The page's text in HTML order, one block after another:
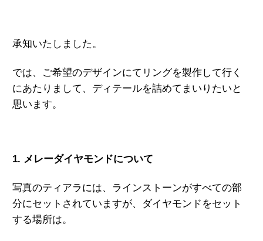
承知いたしました。
では、ご希望のデザインにてリングを製作して行く
にあたりまして、ディテールを詰めてまいりたいと
思います。
1. メレーダイヤモンドについて
写真のティアラには、ラインストーンがすべての部
分にセットされていますが、ダイヤモンドをセット
する場所は。